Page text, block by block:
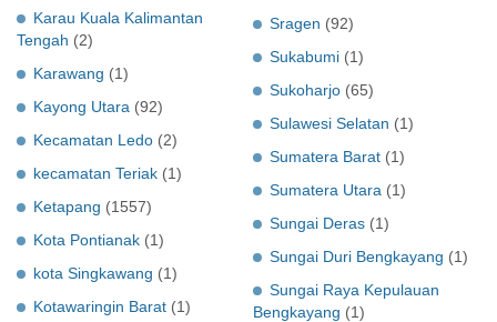
Karau Kuala Kalimantan
Tengah (2)
Karawang (1)
Kayong Utara (92)
Kecamatan Ledo (2)
kecamatan Teriak (1)
Ketapang (1557)
Kota Pontianak (1)
kota Singkawang (1)
Kotawaringin Barat (1)
Sragen (92)
Sukabumi (1)
Sukoharjo (65)
Sulawesi Selatan (1)
Sumatera Barat (1)
Sumatera Utara (1)
Sungai Deras (1)
Sungai Duri Bengkayang (1)
Sungai Raya Kepulauan
Bengkayang (1)